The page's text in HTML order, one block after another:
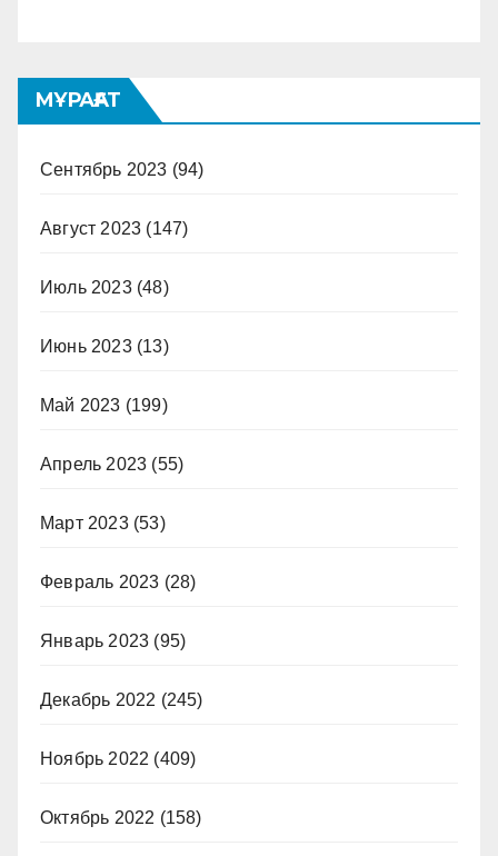
МҰРАҒАТ
Сентябрь 2023 (94)
Август 2023 (147)
Июль 2023(48)
Июнь 2023(13)
Май 2023 (199)
Апрель 2023 (55)
Март 2023(53)
Февраль 2023 (28)
Январь 2023 (95)
Декабрь 2022 (245)
Ноябрь 2022 (409)
Октябрь 2022 (158)